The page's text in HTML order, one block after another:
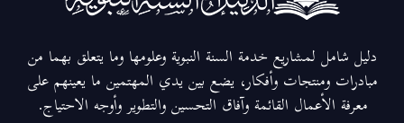
دليل شامل لمشاريع خدمة السنة النبوية وعلومها وما يتعلق بهما من
مبادرات ومنتجات وأفكار، يضع بين يدي المهتمين ما يعينهم على
معرفة الأعمال القائمة وآفاق التحسين والتطوير وأوجه الاحتياج.